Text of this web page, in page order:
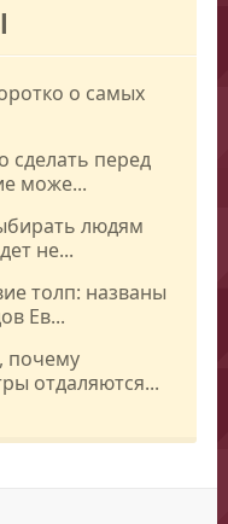
о самых
сделать перед
може...
людям
не...
толп: названы
Ев...
почему
отдаляются...